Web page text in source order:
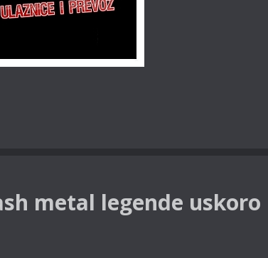
metal legende uskoro